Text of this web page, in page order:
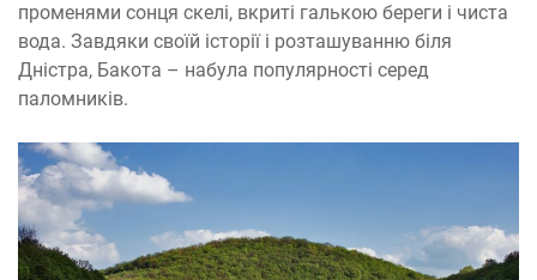
променями сонця скелі, вкриті галькою береги і чиста
вода. Завдяки своїй історії і розташуванню біля
Дністра, Бакота – набула популярності серед
паломників.